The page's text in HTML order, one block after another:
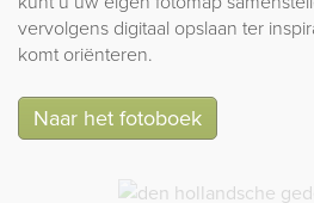
vervolgens digitaal opslaan ter
komt oriënteren.
Naar het fotoboek